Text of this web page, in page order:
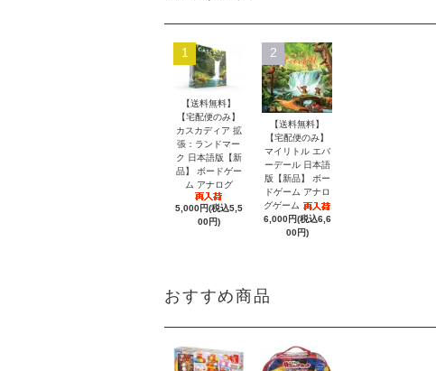
1
【送料無料】
【宅配便のみ】
カスカディア 拡
張：ランドマー
ク 日本語版【新
品】 ボードゲー
ム アナログ
5,000円(税込5,5
00円)
2
【送料無料】
【宅配便のみ】
マイリトル エバ
ーデール 日本語
版【新品】 ボー
ドゲーム アナロ
グゲーム
6,000円(税込6,6
00円)
おすすめ商品